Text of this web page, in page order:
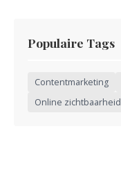
Populaire Tags
Contentmarketing
Online zichtbaarheid